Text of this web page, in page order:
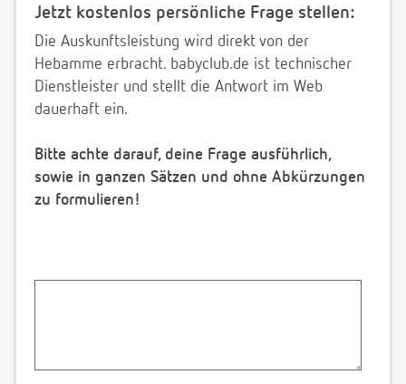
Jetzt kostenlos persönliche Frage stellen:
Die Auskunftsleistung wird direkt von der
Hebamme erbracht. babyclub.de ist technischer
Dienstleister und stellt die Antwort im Web
dauerhaft ein.
Bitte achte darauf, deine Frage ausführlich,
sowie in ganzen Sätzen und ohne Abkürzungen
zu formulieren!